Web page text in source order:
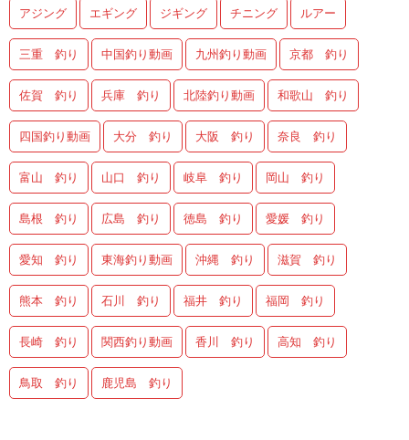
アジング エギング ジギング チニング ルアー
三重 釣り 中国釣り動画 九州釣り動画 京都 釣り
佐賀 釣り 兵庫 釣り 北陸釣り動画 和歌山 釣り
四国釣り動画 大分 釣り 大阪 釣り 奈良 釣り
富山 釣り 山口 釣り 岐阜 釣り 岡山 釣り
島根 釣り 広島 釣り 徳島 釣り 愛媛 釣り
愛知 釣り 東海釣り動画 沖縄 釣り 滋賀 釣り
熊本 釣り 石川 釣り 福井 釣り 福岡 釣り
長崎 釣り 関西釣り動画 香川 釣り 高知 釣り
鳥取 釣り 鹿児島 釣り